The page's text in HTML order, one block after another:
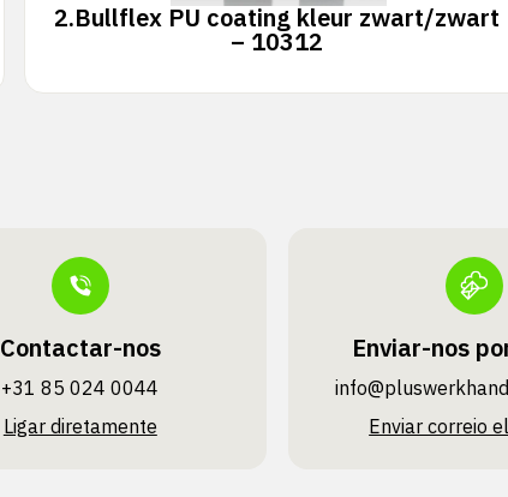
2.Bullflex PU coating kleur zwart/zwart
– 10312
Contactar-nos
+31 85 024 0044
Ligar diretamente
Enviar-nos
Enviar correio